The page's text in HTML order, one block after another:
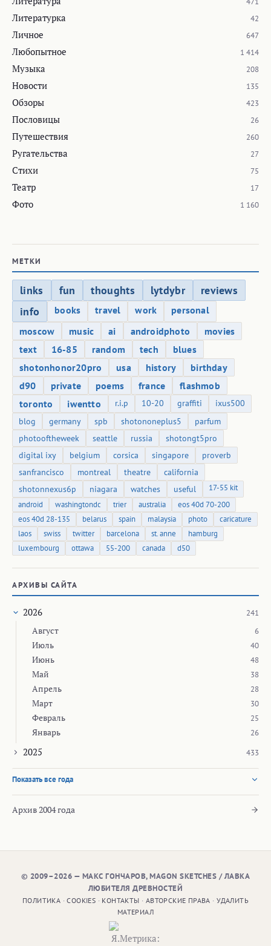
Литературка 42
Личное 647
Любопытное 1 414
Музыка 208
Новости 135
Обзоры 423
Пословицы 26
Путешествия 260
Ругательства 27
Стихи 75
Театр 17
Фото 1 160
МЕТКИ
links fun thoughts lytdybr
reviews
info
books travel work
personal
moscow
music ai androidphoto
movies
text
16-85 random tech
blues
shotonhonor20pro
usa history
birthday
d90
private poems france
flashmob
toronto
iwentto r.i.p 10-20 graffiti
ixus500
blog
germany spb shotononeplus5
parfum
photooftheweek
seattle russia
shotongt5pro
digital ixy
belgium corsica singapore
proverb
sanfrancisco
montreal theatre
california
shotonnexus6p
niagara watches useful
17-55 kit
android
washingtondc trier australia
eos 40d 70-200
eos 40d 28-135
belarus spain malaysia photo
caricature
laos
swiss twitter barcelona st. anne
hamburg
luxembourg
ottawa 55-200 canada d50
АРХИВЫ САЙТА
2026 241
Август 6
Июль 40
Июнь 48
Май 38
Апрель 28
Март 30
Февраль 25
Январь 26
2025 433
Показать все года
Архив 2004 года
© 2009–2026 — МАКС ГОНЧАРОВ, MAGON SKETCHES / ЛАВКА
ЛЮБИТЕЛЯ ДРЕВНОСТЕЙ
ПОЛИТИКА ·COOKIES · КОНТАКТЫ · АВТОРСКИЕ ПРАВА ·УДАЛИТЬ
МАТЕРИАЛ